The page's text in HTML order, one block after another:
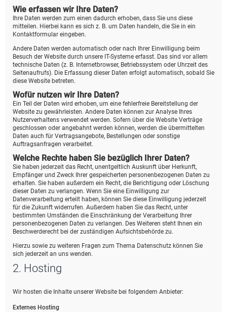
Wie erfassen wir Ihre Daten?
Ihre Daten werden zum einen dadurch erhoben, dass Sie uns diese
mitteilen. Hierbei kann es sich z. B. um Daten handeln, die Sie in ein
Kontaktformular eingeben.
Andere Daten werden automatisch oder nach Ihrer Einwilligung beim
Besuch der Website durch unsere IT-Systeme erfasst. Das sind vor allem
technische Daten (z. B. Internetbrowser, Betriebssystem oder Uhrzeit des
Seitenaufrufs). Die Erfassung dieser Daten erfolgt automatisch, sobald Sie
diese Website betreten.
Wofür nutzen wir Ihre Daten?
Ein Teil der Daten wird erhoben, um eine fehlerfreie Bereitstellung der
Website zu gewährleisten. Andere Daten können zur Analyse Ihres
Nutzerverhaltens verwendet werden. Sofern über die Website Verträge
geschlossen oder angebahnt werden können, werden die übermittelten
Daten auch für Vertragsangebote, Bestellungen oder sonstige
Auftragsanfragen verarbeitet.
Welche Rechte haben Sie bezüglich Ihrer Daten?
Sie haben jederzeit das Recht, unentgeltlich Auskunft über Herkunft,
Empfänger und Zweck Ihrer gespeicherten personenbezogenen Daten zu
erhalten. Sie haben außerdem ein Recht, die Berichtigung oder Löschung
dieser Daten zu verlangen. Wenn Sie eine Einwilligung zur
Datenverarbeitung erteilt haben, können Sie diese Einwilligung jederzeit
für die Zukunft widerrufen. Außerdem haben Sie das Recht, unter
bestimmten Umständen die Einschränkung der Verarbeitung Ihrer
personenbezogenen Daten zu verlangen. Des Weiteren steht Ihnen ein
Beschwerderecht bei der zuständigen Aufsichtsbehörde zu.
Hierzu sowie zu weiteren Fragen zum Thema Datenschutz können Sie
sich jederzeit an uns wenden.
2. Hosting
Wir hosten die Inhalte unserer Website bei folgendem Anbieter:
Externes Hosting